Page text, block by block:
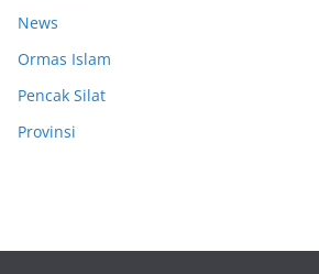
News
Ormas Islam
Pencak Silat
Provinsi